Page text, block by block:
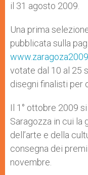
il 31 agosto 2009.
Una prima
pubblicata sulla
votate dal 10 al 25
disegni finalisti per
Il 1° ottobre 2009
Saragozza in cui la
dell’arte e della
consegna dei
novembre.